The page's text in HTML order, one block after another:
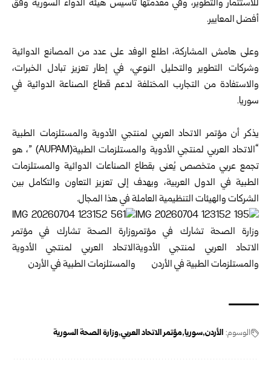
للاستثمار والتطوير، وفي مقدمتها ‏تأسيس هيئة الدواء السورية وفق
أفضل المعايير‎.‎
وعلى هامش المشاركة، اطلع الوفد على عدد من المصانع ‏الدوائية
وشركات التطوير والتحليل النوعي، في إطار تعزيز ‏تبادل الخبرات،
والاستفادة من التجارب المختلفة لدعم قطاع ‏الصناعة الدوائية في
سوريا‎.‎
“‎الاتحاد العربي لمنتجي الأدوية والمستلزمات الطبية‎ ‌‎(AUPAM)”، هو
تجمع عربي متخصص يُعنى بقطاع ‏الصناعات الدوائية والمستلزمات
الطبية في الدول العربية، ‏ويهدف إلى تعزيز التعاون والتكامل بين
الشركات والهيئات ‏التنظيمية العاملة في هذا المجال‎.‎
الوسوم: الأردن‎ سوريا مؤتمر الاتحاد العربي وزارة الصحة السورية